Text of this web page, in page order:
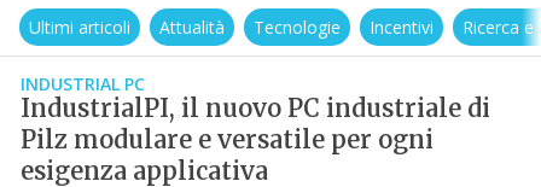
Ultimi articoli Attualità Tecnologie Incentivi Ricerca
INDUSTRIAL PC
IndustrialPI, il nuovo PC industriale di
Pilz modulare e versatile per ogni
esigenza applicativa